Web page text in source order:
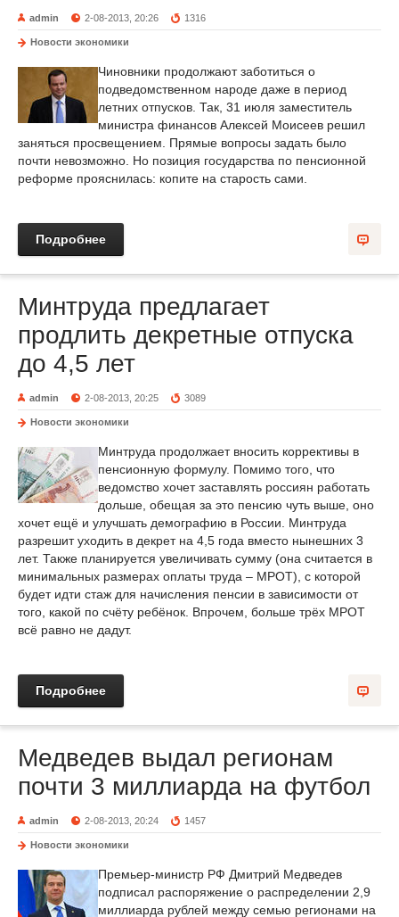
admin 2-08-2013, 20:26 1316
Новости экономики
Чиновники продолжают заботиться о
подведомственном народе даже в период
летних отпусков. Так, 31 июля заместитель
министра финансов Алексей Моисеев решил
заняться просвещением. Прямые вопросы задать было
почти невозможно. Но позиция государства по пенсионной
реформе прояснилась: копите на старость сами.
Подробнее
Минтруда предлагает
продлить декретные отпуска
до 4,5 лет
admin 2-08-2013, 20:25 3089
Новости экономики
Минтруда продолжает вносить коррективы в
пенсионную формулу. Помимо того, что
ведомство хочет заставлять россиян работать
дольше, обещая за это пенсию чуть выше, оно
хочет ещё и улучшать демографию в России. Минтруда
разрешит уходить в декрет на 4,5 года вместо нынешних 3
лет. Также планируется увеличивать сумму (она считается в
минимальных размерах оплаты труда – МРОТ), с которой
будет идти стаж для начисления пенсии в зависимости от
того, какой по счёту ребёнок. Впрочем, больше трёх МРОТ
всё равно не дадут.
Подробнее
Медведев выдал регионам
почти 3 миллиарда на футбол
admin 2-08-2013, 20:24 1457
Новости экономики
Премьер-министр РФ Дмитрий Медведев
подписал распоряжение о распределении 2,9
миллиарда рублей между семью регионами на